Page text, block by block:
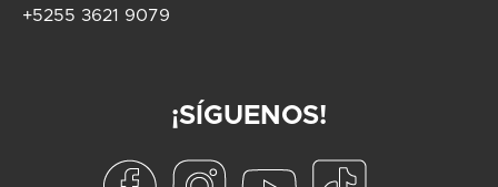
+5255 3621 9079
¡SÍGUENOS!